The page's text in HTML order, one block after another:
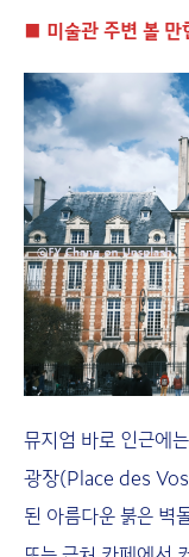
■ 미술관 주변 볼 만
뮤지엄 바로 인근에
광장(Place des
된 아름다운 붉은 벽